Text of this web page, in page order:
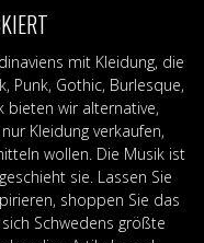
mit Kleidung, die
Punk, Gothic, Burlesque,
bieten wir alternative,
Kleidung verkaufen,
wollen. Die Musik ist
sie. Lassen Sie
shoppen Sie das
Schwedens größte